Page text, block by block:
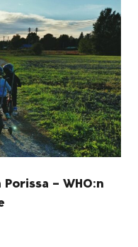
– WHO:n